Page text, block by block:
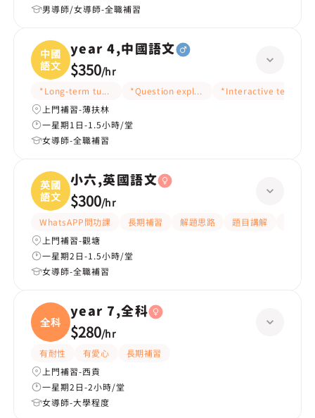
男導師/女導師-全職補習
中國
語文
year 4,中國語文
$350/hr
*Long-term tutoring *Question explanation*Interactive teaching
上門補習-薄扶林
一星期1日-1.5小時/堂
女導師-全職補習
英國
語文
小六,英國語文
$300/hr
WhatsAPP問功課 長期補習 解題思路 題目講解
上門補習-觀塘
一星期2日-1.5小時/堂
女導師-全職補習
全科
year 7,全科
$280/hr
有耐性 有愛心
長期補習
上門補習-西貢
一星期2日-2小時/堂
女導師-大學程度